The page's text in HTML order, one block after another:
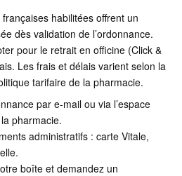
habilitées offrent un
dès validation de l’ordonnance.
pour le retrait en officine (Click &
Les frais et délais varient selon la
tarifaire de la pharmacie.
par e-mail ou via l’espace
pharmacie.
administratifs : carte Vitale,
boîte et demandez un